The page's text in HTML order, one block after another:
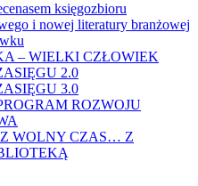
księgozbioru
i nowej literatury branżowej
– WIELKI CZŁOWIEK
2.0
3.0
ROZWOJU
WOLNY CZAS… Z